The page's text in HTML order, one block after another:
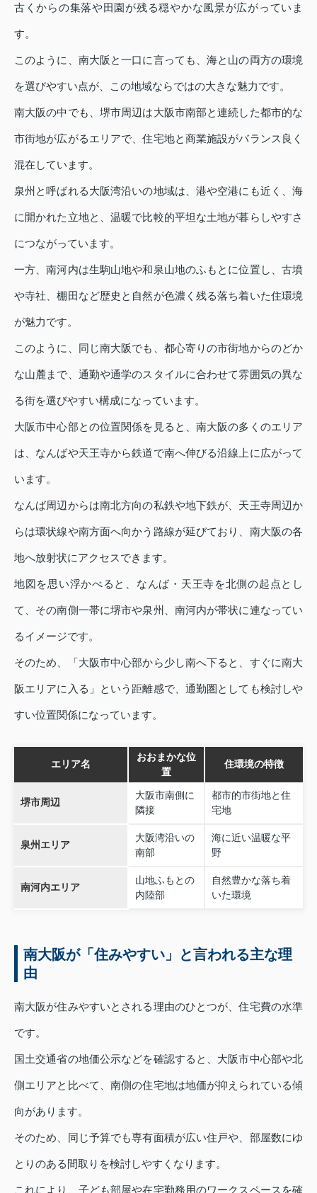
古くからの集落や田園が残る穏やかな風景が広がっていま
す。
このように、南大阪と一口に言っても、海と山の両方の環境
を選びやすい点が、この地域ならではの大きな魅力です。
南大阪の中でも、堺市周辺は大阪市南部と連続した都市的な
市街地が広がるエリアで、住宅地と商業施設がバランス良く
混在しています。
泉州と呼ばれる大阪湾沿いの地域は、港や空港にも近く、海
に開かれた立地と、温暖で比較的平坦な土地が暮らしやすさ
につながっています。
一方、南河内は生駒山地や和泉山地のふもとに位置し、古墳
や寺社、棚田など歴史と自然が色濃く残る落ち着いた住環境
が魅力です。
このように、同じ南大阪でも、都心寄りの市街地からのどか
な山麓まで、通勤や通学のスタイルに合わせて雰囲気の異な
る街を選びやすい構成になっています。
大阪市中心部との位置関係を見ると、南大阪の多くのエリア
は、なんばや天王寺から鉄道で南へ伸びる沿線上に広がって
います。
なんば周辺からは南北方向の私鉄や地下鉄が、天王寺周辺か
らは環状線や南方面へ向かう路線が延びており、南大阪の各
地へ放射状にアクセスできます。
地図を思い浮かべると、なんば・天王寺を北側の起点とし
て、その南側一帯に堺市や泉州、南河内が帯状に連なってい
るイメージです。
そのため、「大阪市中心部から少し南へ下ると、すぐに南大
阪エリアに入る」という距離感で、通勤圏としても検討しや
すい位置関係になっています。
エリア名
おおまかな位
置
住環境の特徴
堺市周辺
大阪市南側に
隣接
都市的市街地と住
宅地
泉州エリア
大阪湾沿いの
南部
海に近い温暖な平
野
南河内エリア
山地ふもとの
内陸部
自然豊かな落ち着
いた環境
南大阪が「住みやすい」と言われる主な理
由
南大阪が住みやすいとされる理由のひとつが、住宅費の水準
です。
国土交通省の地価公示などを確認すると、大阪市中心部や北
側エリアと比べて、南側の住宅地は地価が抑えられている傾
向があります。
そのため、同じ予算でも専有面積が広い住戸や、部屋数にゆ
とりのある間取りを検討しやすくなります。
これにより、子ども部屋や在宅勤務用のワークスペースを確